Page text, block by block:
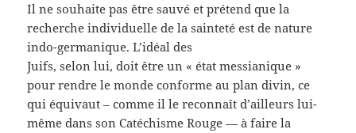
Il ne souhaite pas être sauvé et prétend que la
recherche individuelle de la sainteté est de nature
indo-germanique. L’idéal des
Juifs, selon lui, doit être un « état messianique »
pour rendre le monde conforme au plan divin, ce
qui équivaut – comme il le reconnaît d’ailleurs lui-
même dans son Catéchisme Rouge — à faire la